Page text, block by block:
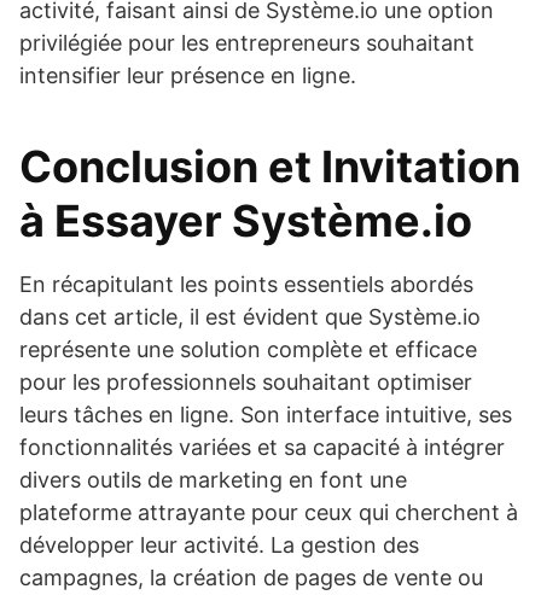
activité, faisant ainsi de Système.io une option
privilégiée pour les entrepreneurs souhaitant
intensifier leur présence en ligne.
Conclusion et Invitation
à Essayer Système.io
En récapitulant les points essentiels abordés
dans cet article, il est évident que Système.io
représente une solution complète et efficace
pour les professionnels souhaitant optimiser
leurs tâches en ligne. Son interface intuitive, ses
fonctionnalités variées et sa capacité à intégrer
divers outils de marketing en font une
plateforme attrayante pour ceux qui cherchent à
développer leur activité. La gestion des
campagnes, la création de pages de vente ou